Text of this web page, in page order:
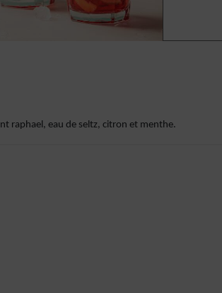
raphael, eau de seltz, citron et menthe.